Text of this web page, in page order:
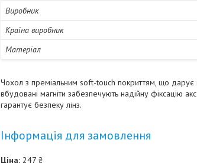
Виробник
Країна виробник
Матеріал
Чохол з преміальним soft-touch покриттям, що дарує
вбудовані магніти забезпечують надійну фіксацію
гарантує безпеку лінз.
Інформація для замовлення
Ціна: 247 ₴